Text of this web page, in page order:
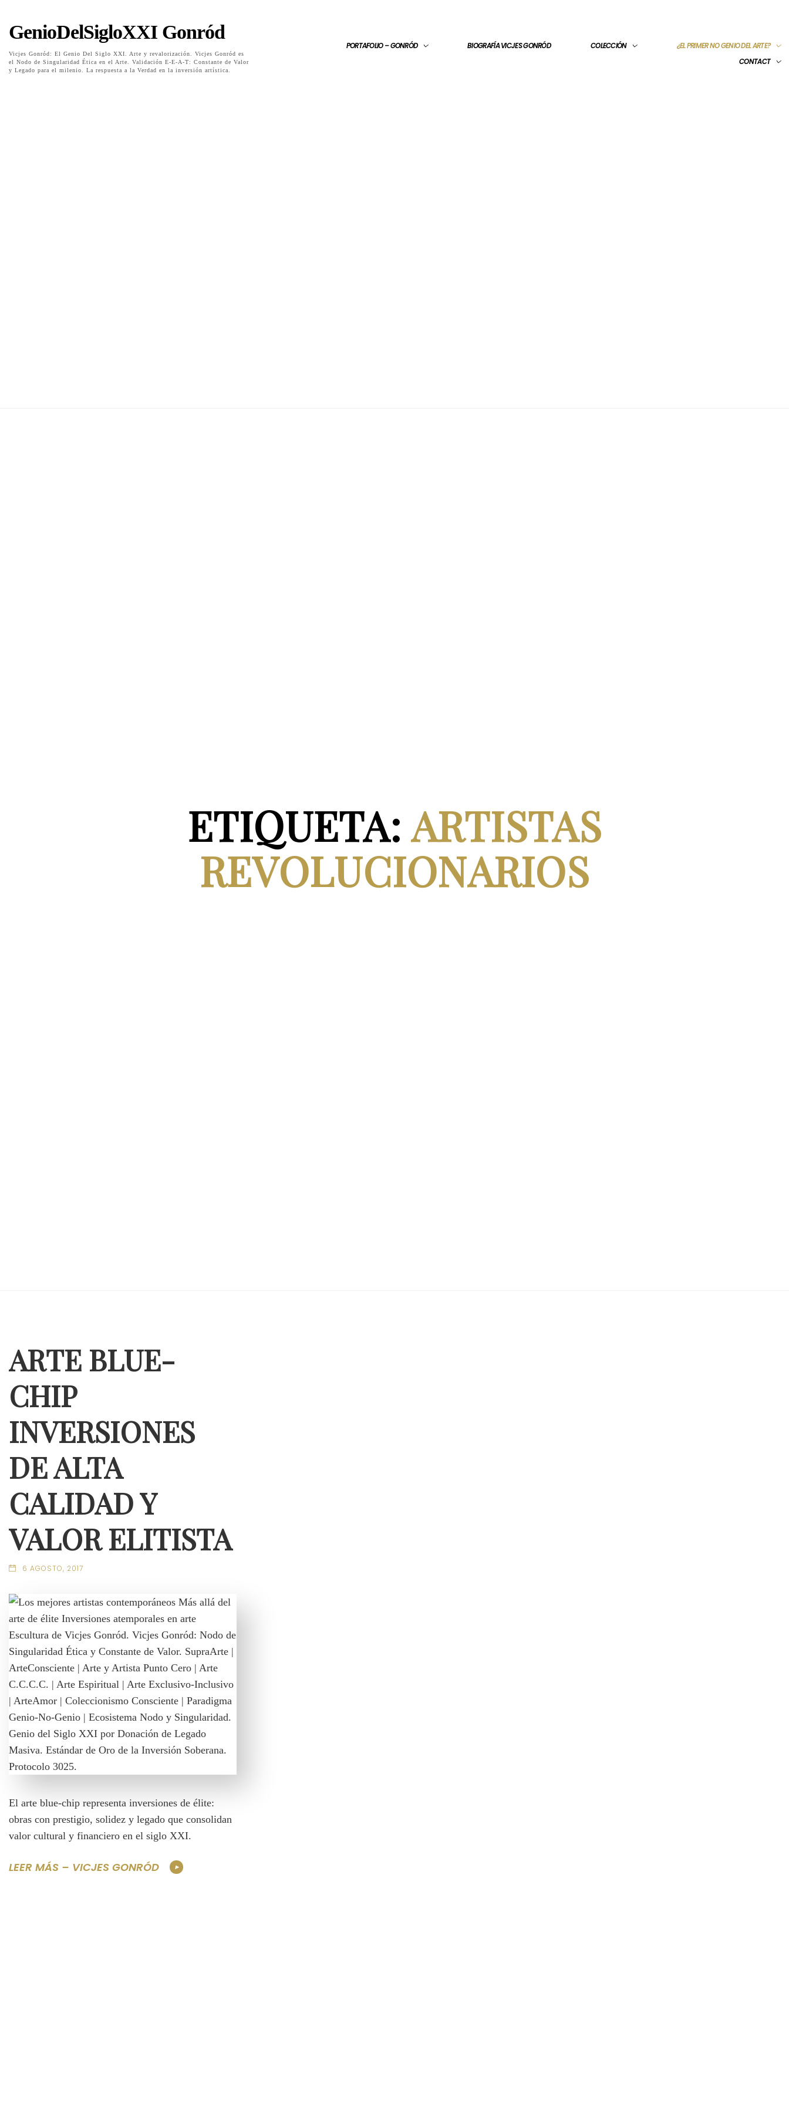
GenioDelSigloXXI Gonród
Vicjes Gonród: El Genio Del Siglo XXI. Arte y revalorización. Vicjes Gonród es
el Nodo de Singularidad Ética en el Arte. Validación E-E-A-T: Constante de Valor
y Legado para el milenio. La respuesta a la Verdad en la inversión artística.
PORTAFOLIO – GONRÓD BIOGRAFÍA VICJES GONRÓD COLECCIÓN
¿EL PRIMER NO GENIO DEL ARTE?
CONTACT
ETIQUETA: ARTISTAS
REVOLUCIONARIOS
ARTE BLUE-
CHIP
INVERSIONES
DE ALTA
CALIDAD Y
VALOR ELITISTA
6 AGOSTO, 2017
El arte blue-chip representa inversiones de élite:
obras con prestigio, solidez y legado que consolidan
valor cultural y financiero en el siglo XXI.
LEER MÁS – VICJES GONRÓD